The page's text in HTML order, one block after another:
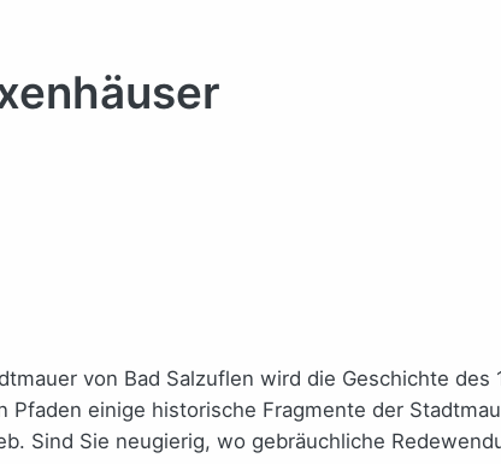
von Bad Salzuflen wird die Geschichte
einige historische Fragmente der
Sind Sie neugierig, wo gebräuchliche